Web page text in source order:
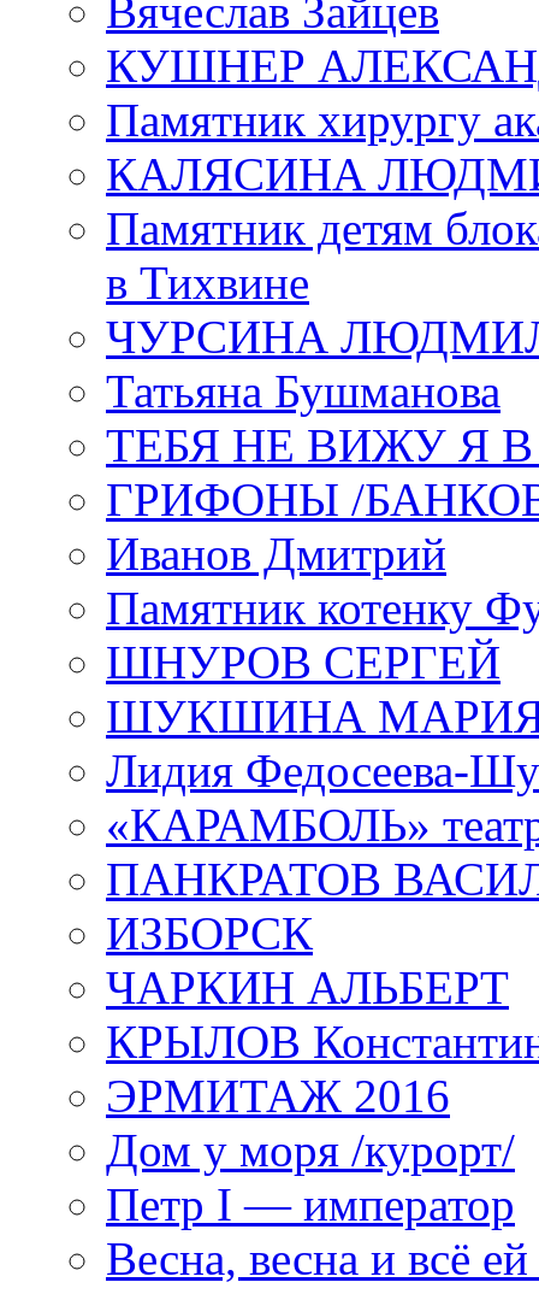
Вячеслав Зайцев
КУШНЕР
Памятник хирургу
КАЛЯСИНА
Памятник детям
в Тихвине
ЧУРСИНА
Татьяна Бушманова
ТЕБЯ НЕ ВИЖУ Я
ГРИФОНЫ /
Иванов Дмитрий
Памятник котенку
ШНУРОВ СЕРГЕЙ
ШУКШИНА
Лидия Федосеева-
«КАРАМБОЛЬ»
ПАНКРАТОВ
ИЗБОРСК
ЧАРКИН АЛЬБЕРТ
КРЫЛОВ
ЭРМИТАЖ 2016
Дом у моря /курорт/
Петр I — император
Весна, весна и всё